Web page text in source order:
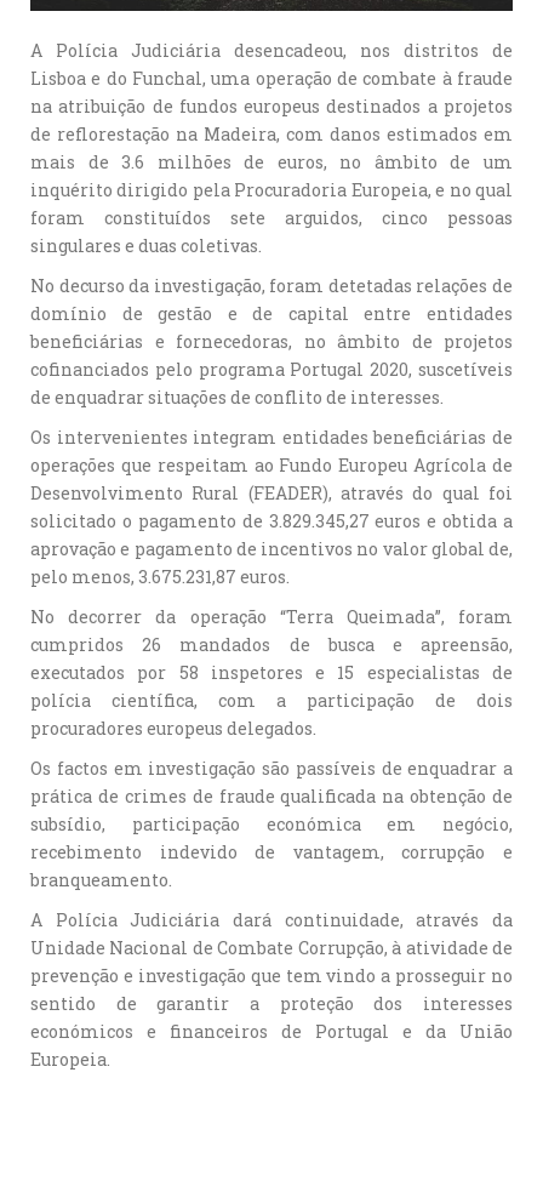
A Polícia Judiciária desencadeou, nos distritos de
Lisboa e do Funchal, uma operação de combate à fraude
na atribuição de fundos europeus destinados a projetos
de reflorestação na Madeira, com danos estimados em
mais de 3.6 milhões de euros, no âmbito de um
inquérito dirigido pela Procuradoria Europeia, e no qual
foram constituídos sete arguidos, cinco pessoas
singulares e duas coletivas.
No decurso da investigação, foram detetadas relações de
domínio de gestão e de capital entre entidades
beneficiárias e fornecedoras, no âmbito de projetos
cofinanciados pelo programa Portugal 2020, suscetíveis
de enquadrar situações de conflito de interesses.
Os intervenientes integram entidades beneficiárias de
operações que respeitam ao Fundo Europeu Agrícola de
Desenvolvimento Rural (FEADER), através do qual foi
solicitado o pagamento de 3.829.345,27 euros e obtida a
aprovação e pagamento de incentivos no valor global de,
pelo menos, 3.675.231,87 euros.
No decorrer da operação “Terra Queimada”, foram
cumpridos 26 mandados de busca e apreensão,
executados por 58 inspetores e 15 especialistas de
polícia científica, com a participação de dois
procuradores europeus delegados.
Os factos em investigação são passíveis de enquadrar a
prática de crimes de fraude qualificada na obtenção de
subsídio, participação económica em negócio,
recebimento indevido de vantagem, corrupção e
branqueamento.
A Polícia Judiciária dará continuidade, através da
Unidade Nacional de Combate Corrupção, à atividade de
prevenção e investigação que tem vindo a prosseguir no
sentido de garantir a proteção dos interesses
económicos e financeiros de Portugal e da União
Europeia.